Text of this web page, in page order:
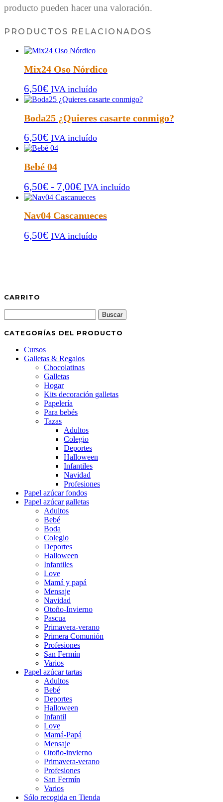
producto pueden hacer una valoración.
PRODUCTOS RELACIONADOS
Mix24 Oso Nórdico
6,50€ IVA incluído
Boda25 ¿Quieres casarte conmigo?
6,50€ IVA incluído
Bebé 04
6,50€ - 7,00€Rango
de
desde
6,50€
IVA incluído
Nav04 Cascanueces
6,50€ IVA incluído
CARRITO
CATEGORÍAS DEL PRODUCTO
Cursos
Galletas & Regalos
Chocolatinas
Galletas
Hogar
Kits decoración galletas
Papelería
Para bebés
Tazas
Adultos
Colegio
Deportes
Halloween
Infantiles
Navidad
Profesiones
Papel azúcar fondos
Papel azúcar galletas
Adultos
Bebé
Boda
Colegio
Deportes
Halloween
Infantiles
Love
Mamá y papá
Mensaje
Navidad
Otoño-Invierno
Pascua
Primavera-verano
Primera Comunión
Profesiones
San Fermín
Varios
Papel azúcar tartas
Adultos
Bebé
Deportes
Halloween
Infantil
Love
Mamá-Papá
Mensaje
Otoño-invierno
Primavera-verano
Profesiones
San Fermín
Varios
Sólo recogida en Tienda